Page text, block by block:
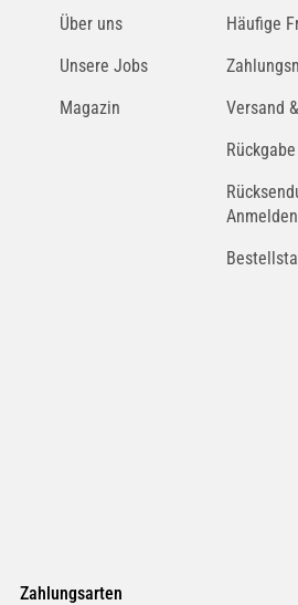
Über uns
Unsere Jobs
Magazin
Häufige
Versand
Anmelden
Zahlungsarten